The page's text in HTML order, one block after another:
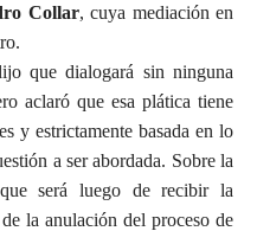
Collar, cuya mediación en
que dialogará sin ninguna
aclaró que esa plática tiene
y estrictamente basada en lo
a ser abordada. Sobre la
será luego de recibir la
la anulación del proceso de